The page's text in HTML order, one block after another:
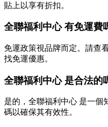
貼上以享有折扣。
全聯福利中心 有免運費
免運政策視品牌而定。請查
找免運優惠。
全聯福利中心 是合法的
是的，全聯福利中心 是一個
碼以確保其有效性。